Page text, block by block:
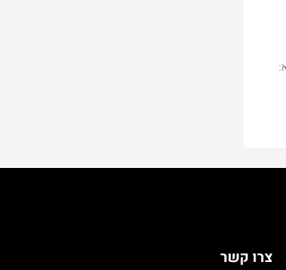
צרו קשר